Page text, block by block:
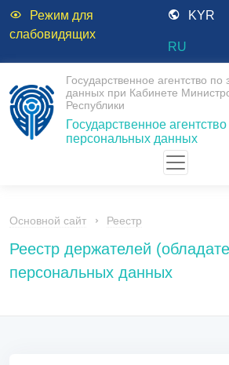
Режим для
слабовидящих
KYR
RU
Государственное агентство
данных при Кабинете
Республики
Государственное
персональных данных
Основной сайт Реестр
Реестр держателей
персональных данных